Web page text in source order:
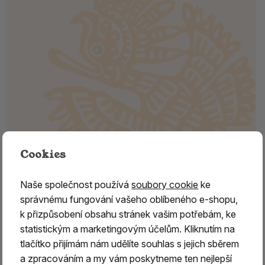
Arabská guma (Acacia senegal, Acacia seyal) –
pryskyřice k vykuřování
Arabská gumaje přírodní pryskyřice získávaná z mízy
akácií, především druhů Acacia senegal aAcacia seyal
Cookies
Naše společnost používásoubory cookie ke
správnému fungování vašeho oblíbeného e-shopu,
k přizpůsobení obsahu stránek vašim potřebám, ke
statistickým a marketingovým účelům. Kliknutím na
tlačítko přijímám nám udělíte souhlas s jejich sběrem
a zpracováním a my vám poskytneme ten nejlepší